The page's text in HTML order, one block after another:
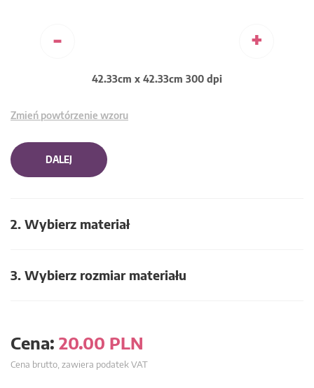
- +
42.33cm x 42.33cm 300 dpi
Zmień powtórzenie wzoru
DALEJ
2. Wybierz materiał
3. Wybierz rozmiar materiału
Cena: 20.00 PLN
Cena brutto, zawiera podatek VAT